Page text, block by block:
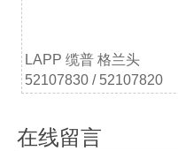
LAPP 缆普 格兰头
52107830 / 52107820
在线留言